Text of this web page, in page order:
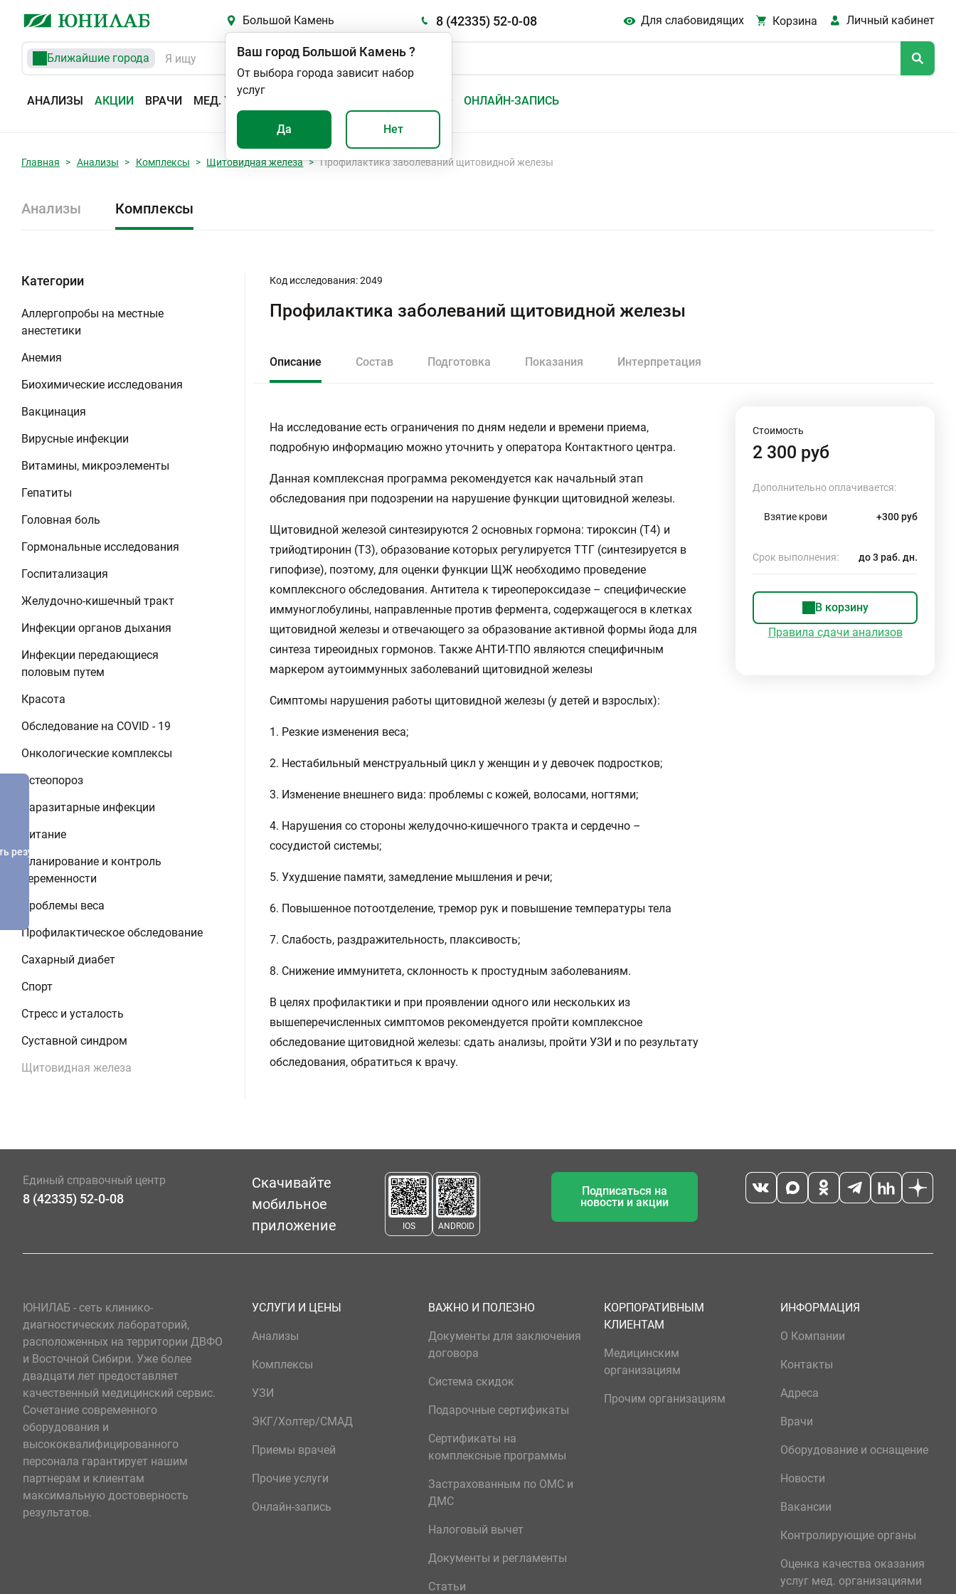
Большой Камень 8 (42335) 52-0-08 Для слабовидящих Корзина Личный кабинет
Ближайшие города
АНАЛИЗЫ АКЦИИ ВРАЧИ МЕД. УСЛУГИ ОНЛАЙН-ЗАПИСЬ
Ваш город Большой Камень?
От выбора города зависит набор
услуг
Да Нет
Главная Анализы Комплексы Щитовидная железа Профилактика заболеваний щитовидной железы
Анализы Комплексы
Категории
Аллергопробы на местные
анестетики
Анемия
Биохимические исследования
Вакцинация
Вирусные инфекции
Витамины, микроэлементы
Гепатиты
Головная боль
Гормональные исследования
Госпитализация
Желудочно-кишечный тракт
Инфекции органов дыхания
Инфекции передающиеся
половым путем
Красота
Обследование на COVID - 19
Онкологические комплексы
Остеопороз
Паразитарные инфекции
Питание
Планирование и контроль
беременности
Проблемы веса
Профилактическое обследование
Сахарный диабет
Спорт
Стресс и усталость
Суставной синдром
Щитовидная железа
Код исследования: 2049
Профилактика заболеваний щитовидной железы
Описание Состав Подготовка Показания Интерпретация
На исследование есть ограничения по дням недели и времени приема,
подробную информацию можно уточнить у оператора Контактного центра.
Данная комплексная программа рекомендуется как начальный этап
обследования при подозрении на нарушение функции щитовидной железы.
Щитовидной железой синтезируются 2 основных гормона: тироксин (T4) и
трийодтиронин (T3), образование которых регулируется ТТГ (синтезируется в
гипофизе), поэтому, для оценки функции ЩЖ необходимо проведение
комплексного обследования. Антитела к тиреопероксидазе – специфические
иммуноглобулины, направленные против фермента, содержащегося в клетках
щитовидной железы и отвечающего за образование активной формы йода для
синтеза тиреоидных гормонов. Также АНТИ-ТПО являются специфичным
маркером аутоиммунных заболеваний щитовидной железы
Симптомы нарушения работы щитовидной железы (у детей и взрослых):
1. Резкие изменения веса;
2. Нестабильный менструальный цикл у женщин и у девочек подростков;
3. Изменение внешнего вида: проблемы с кожей, волосами, ногтями;
4. Нарушения со стороны желудочно-кишечного тракта и сердечно –
сосудистой системы;
5. Ухудшение памяти, замедление мышления и речи;
6. Повышенное потоотделение, тремор рук и повышение температуры тела
7. Слабость, раздражительность, плаксивость;
8. Снижение иммунитета, склонность к простудным заболеваниям.
В целях профилактики и при проявлении одного или нескольких из
вышеперечисленных симптомов рекомендуется пройти комплексное
обследование щитовидной железы: сдать анализы, пройти УЗИ и по результату
обследования, обратиться к врачу.
Стоимость
2 300 руб
Дополнительно оплачивается:
Взятие крови +300 руб
Срок выполнения: до 3 раб. дн.
В корзину
Правила сдачи анализов
результатов
Единый справочный центр
8 (42335) 52-0-08
Скачивайте
мобильное
приложение
IOS ANDROID
Подписаться на
новости и акции
ЮНИЛАБ - сеть клинико-
диагностических лабораторий,
расположенных на территории ДВФО
и Восточной Сибири. Уже более
двадцати лет предоставляет
качественный медицинский сервис.
Сочетание современного
оборудования и
высококвалифицированного
персонала гарантирует нашим
партнерам и клиентам
максимальную достоверность
результатов.
УСЛУГИ И ЦЕНЫ
Анализы
Комплексы
УЗИ
ЭКГ/Холтер/СМАД
Приемы врачей
Прочие услуги
Онлайн-запись
ВАЖНО И ПОЛЕЗНО
Документы для заключения
договора
Система скидок
Подарочные сертификаты
Сертификаты на
комплексные программы
Застрахованным по ОМС и
ДМС
Налоговый вычет
Документы и регламенты
Статьи
КОРПОРАТИВНЫМ
КЛИЕНТАМ
Медицинским
организациям
Прочим организациям
ИНФОРМАЦИЯ
О Компании
Контакты
Адреса
Врачи
Оборудование и оснащение
Новости
Вакансии
Контролирующие органы
Оценка качества оказания
услуг мед. организациями